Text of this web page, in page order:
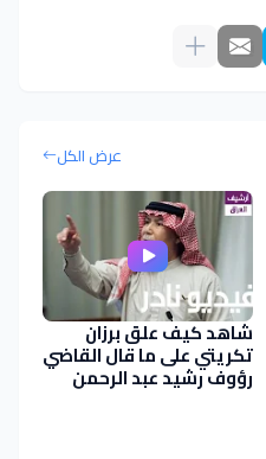
عرض الكل
شاهد كيف علق برزان
تكريتي على ما قال القاضي
رؤوف رشيد عبد الرحمن